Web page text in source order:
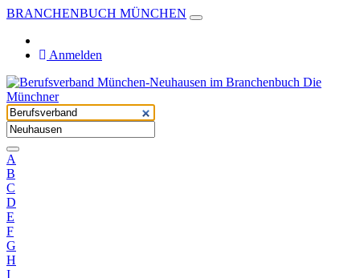
BRANCHENBUCH MÜNCHEN
Anmelden
A
B
C
D
E
F
G
H
I